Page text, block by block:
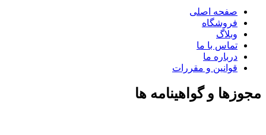
صفحه اصلی
فروشگاه
وبلاگ
تماس با ما
درباره ما
قوانین و مقررات
مجوزها و گواهینامه ها